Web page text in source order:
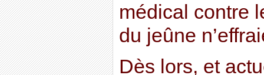
médical contre
du jeûne
Dès lors, et